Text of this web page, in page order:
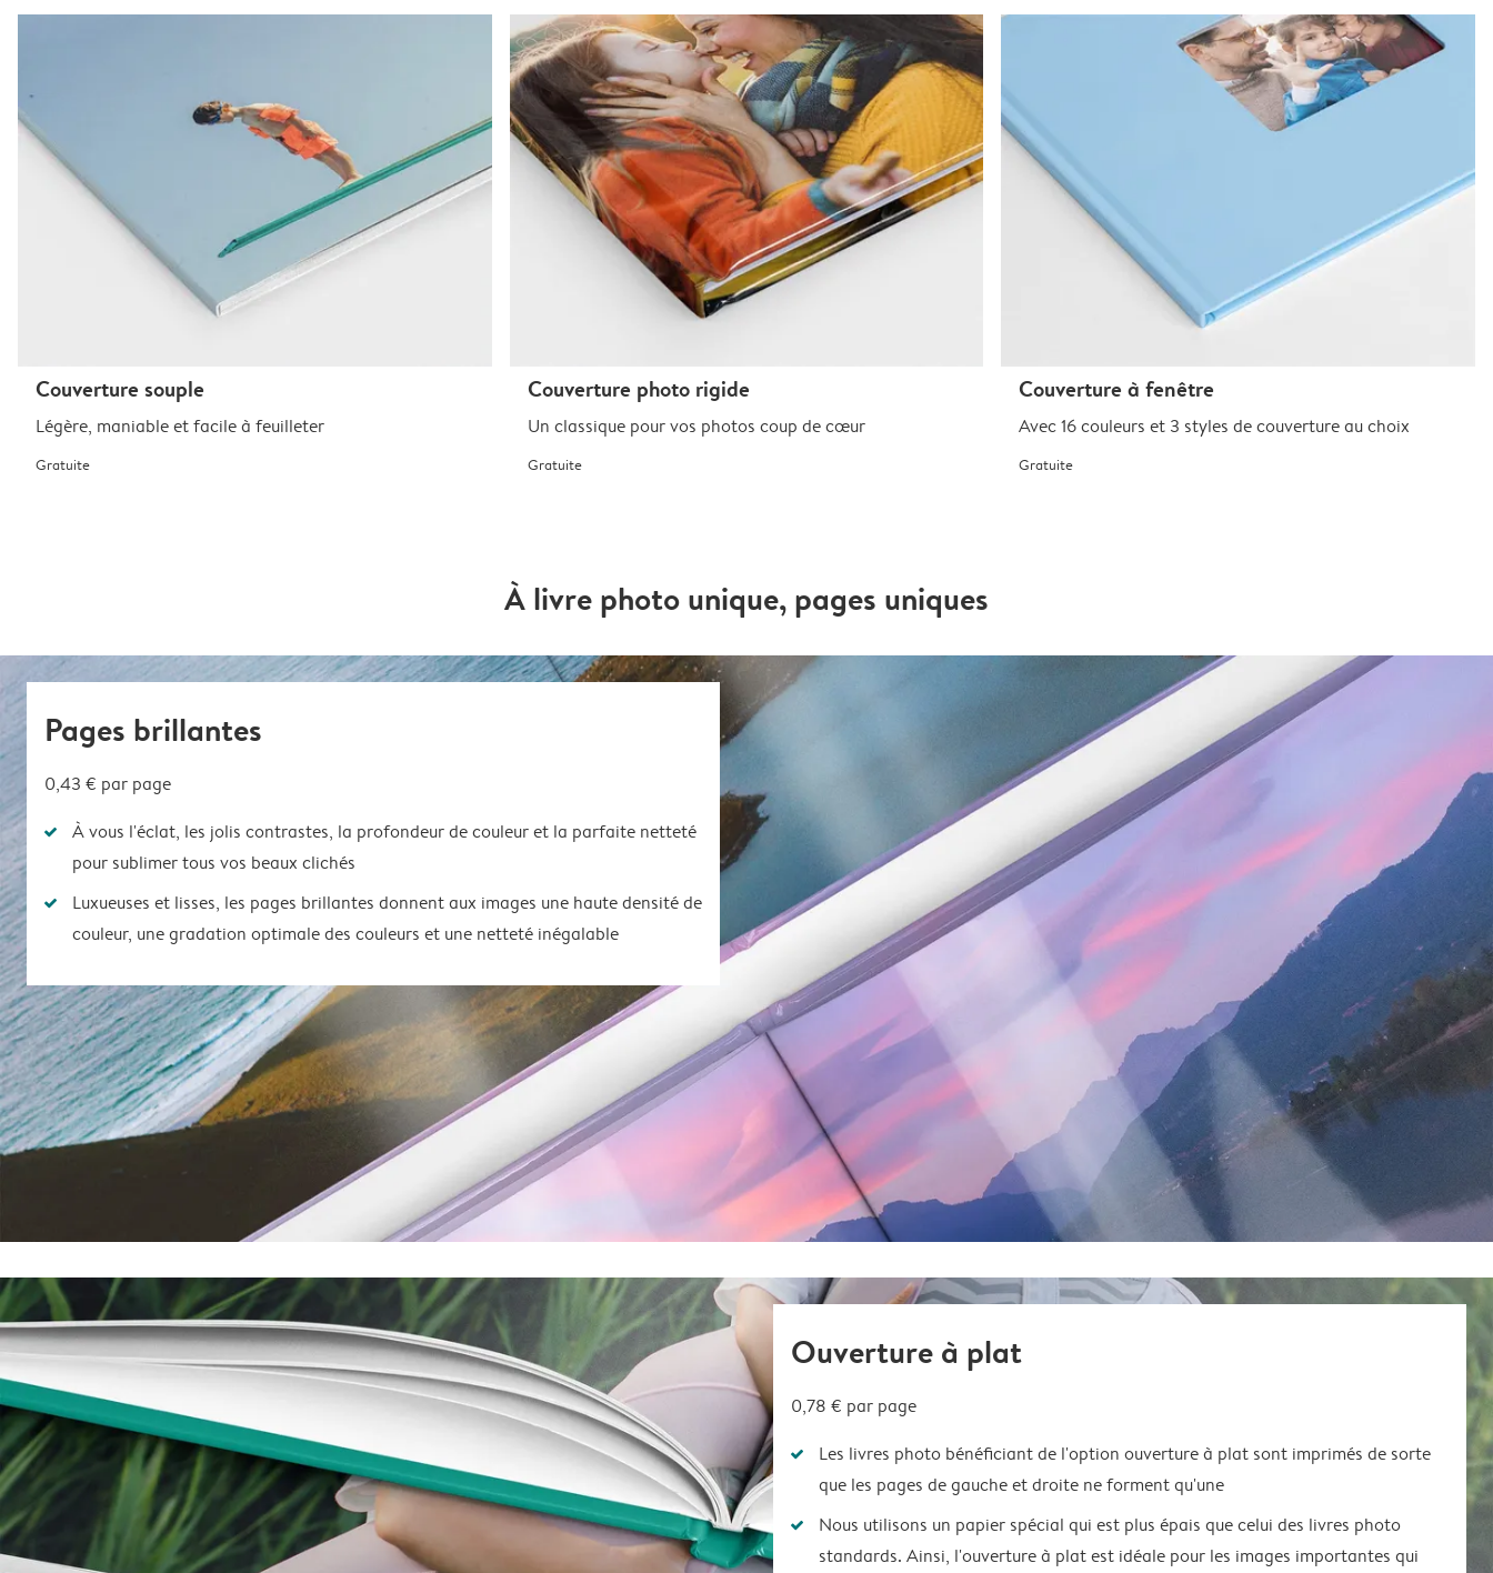
Couverture souple
Légère, maniable et facile à feuilleter
Gratuite
Couverture photo rigide
Un classique pour vos photos coup de cœur
Gratuite
Couverture à fenêtre
Avec 16 couleurs et 3 styles de couverture au choix
Gratuite
À livre photo unique, pages uniques
Pages brillantes
0,43 € par page
À vous l'éclat, les jolis contrastes, la profondeur de couleur et la parfaite netteté
pour sublimer tous vos beaux clichés
Luxueuses et lisses, les pages brillantes donnent aux images une haute densité de
couleur, une gradation optimale des couleurs et une netteté inégalable
Ouverture à plat
0,78 € par page
Les livres photo bénéficiant de l'option ouverture à plat sont imprimés de sorte
que les pages de gauche et droite ne forment qu'une
Nous utilisons un papier spécial qui est plus épais que celui des livres photo
standards. Ainsi, l'ouverture à plat est idéale pour les images importantes qui